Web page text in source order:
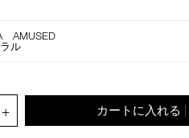
to
search
for
AMUSED
ル
+ カートに入れる